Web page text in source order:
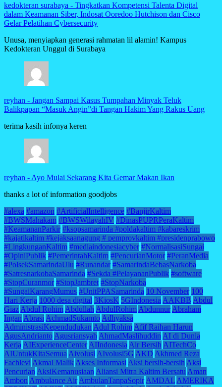
kedokteran surabaya - Tingkatkan Kompetensi Talenta Digital
dalam Keamanan Siber, Indosat Ooredoo Hutchison dan Cisco
Gelar Pelatihan Cybersecurity
Unusa, menyiapkan generasi rahmatan lil alamin! Kampus
Kedokteran Unggul di Surabaya
reyhan - Jangan Sampai Kasus Tumpahan Minyak Teluk
Balikpapan “Masuk Angin”di Tangan Hakim Yang Rakus Uang
terima kasih infonya keren
reyhan - Ayo Mulai Sekarang Kita Gemar Makan Ikan
thanks a lot of information goodjobs
#alexa #amazon #ArtificialIntelligence #BanjirKaltim
#BWSMahakam #BWSWilayahIV #DinasPUPRPeraKaltim
#KeamananParkir #ksopsamarinda #poldakaltim #kabareskrim
#kajatikaltim #kejaksaanagung # pemprovkaltim #presidenprabowo
#LingkunganKaltim #mediaindonesiacyber #NormalisasiSungai
#OpiniPublik #PemerintahKaltim #PencurianMotor #PeranMedia
#PolsekSamarindaUlu #Runandar #SamarindaBebasNarkoba
#SatresnarkobaSamarinda #Sekda #PelayananPublik #software
#StopCuranmor #StopJambret #StopNarkoba
#SungaiKarangMumus #UnitPPASamarinda 10 November 100
Hari Kerja 1000 desa digital 3KiosK 5GIndonesia AAKBB Abdul
Giaz Abdul Rohim Abdullah AbdulRohim Abdunnur Abraham
Ingan Abrasi AchmadSukamto Adhyaksa
AdministrasiKependudukan Adul Rohim Afif Raihan Harun
AgusAndrianto Agusriansyah AhmadMaslihuddin AI di Dunia
Kerja AIExperienceCenter AIIndonesia Air Bersih AITechCo
AIUntukKitaSemua Aivolusi AIvolusi5G AKD Akhmed Reza
Fachlevi Akmal Malik Akses Informasi Aksi bersih-bersih Aksi
Pencurian AksiKemanusiaan Aliansi Mitra Kaltim Bersatu Aman
Ambon Ambulance Air AmbulanTanpaSopir AMDAL AMERIKA